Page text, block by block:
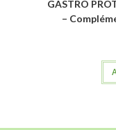
GASTRO
–